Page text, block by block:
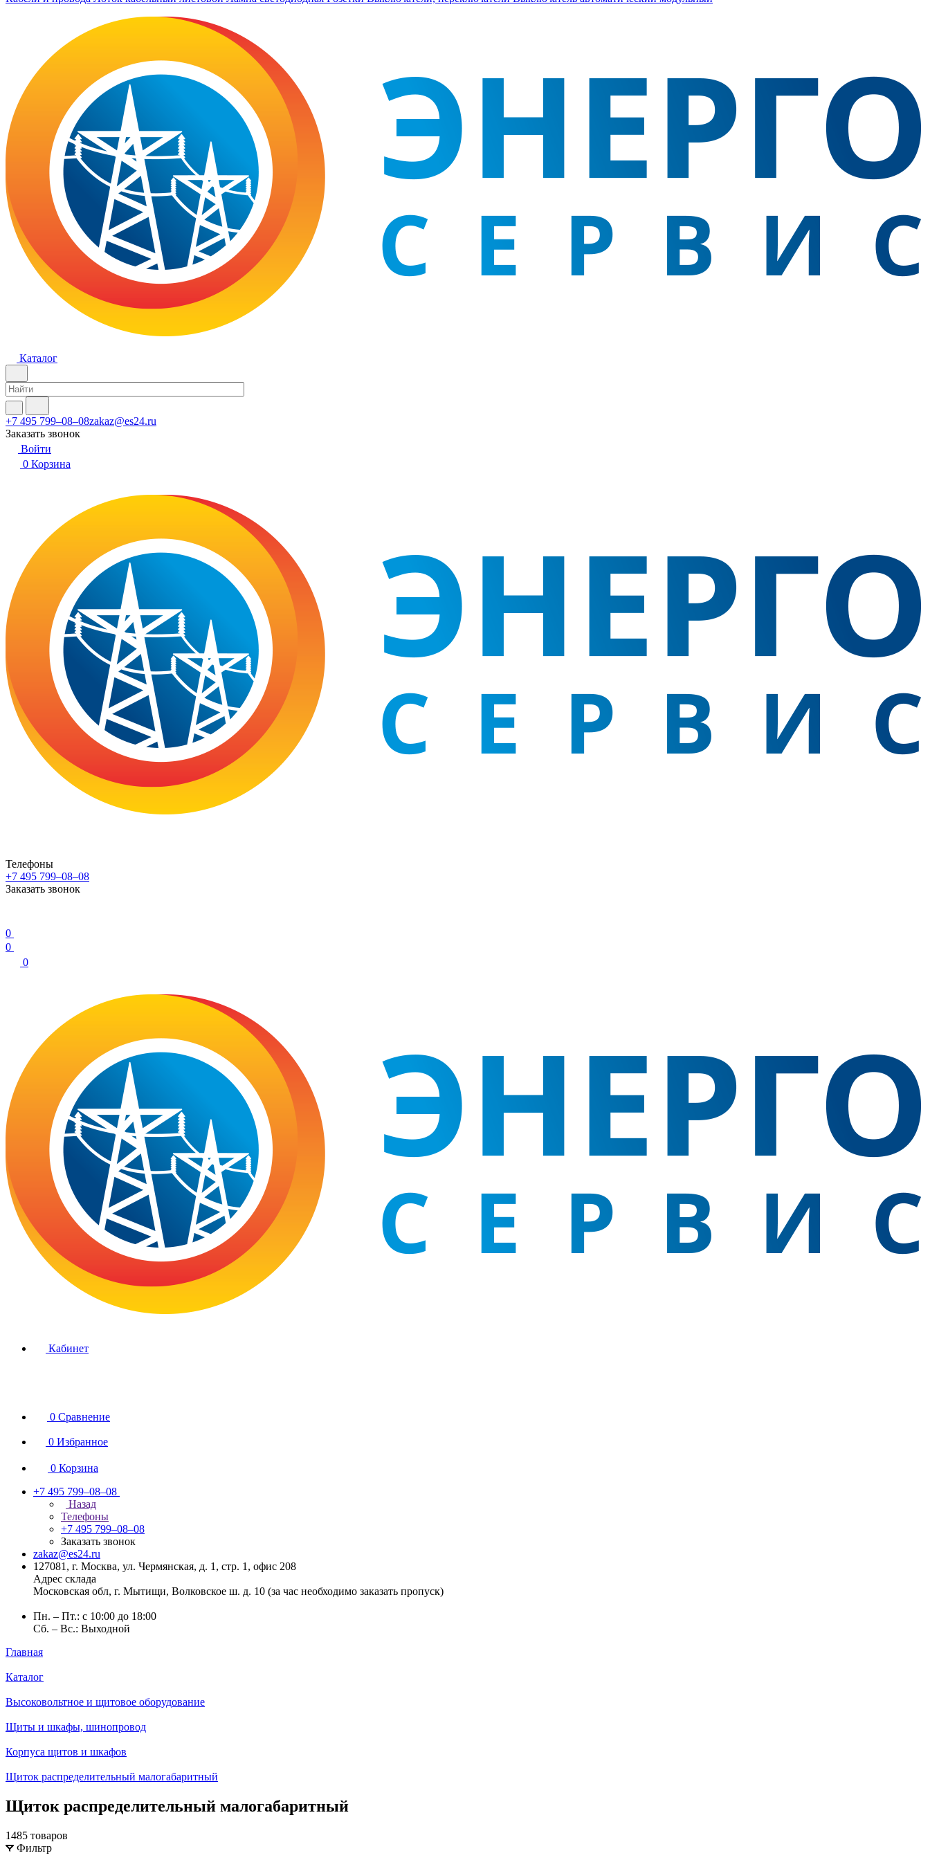
Каталог
+7 495 799–08–08zakaz@es24.ru
Заказать звонок
Войти
0 Корзина
Телефоны
+7 495 799–08–08
Заказать звонок
0
0
0
Кабинет
0 Сравнение
0 Избранное
0 Корзина
+7 495 799–08–08
Назад
Телефоны
+7 495 799–08–08
Заказать звонок
zakaz@es24.ru
127081, г. Москва, ул. Чермянская, д. 1, стр. 1, офис 208
Адрес склада
Московская обл, г. Мытищи, Волковское ш. д. 10 (за час необходимо заказать пропуск)
Пн. – Пт.: с 10:00 до 18:00
Сб. – Вс.: Выходной
Главная
Каталог
Высоковольтное и щитовое оборудование
Щиты и шкафы, шинопровод
Корпуса щитов и шкафов
Щиток распределительный малогабаритный
Щиток распределительный малогабаритный
1485 товаров
Фильтр